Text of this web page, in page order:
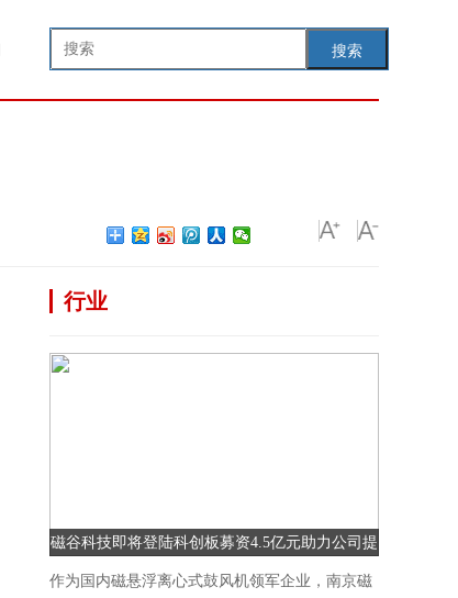
搜索
行业
磁谷科技即将登陆科创板募资4.5亿元助力公司提
升研发能力
作为国内磁悬浮离心式鼓风机领军企业，南京磁